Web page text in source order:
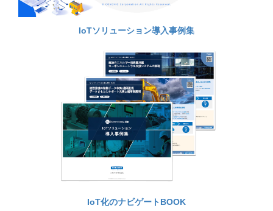
IoTソリューション導入事例集
IoT化のナビゲートBOOK